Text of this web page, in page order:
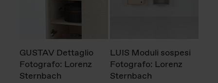
GUSTAV Dettaglio
Fotografo: Lorenz
Sternbach
LUIS Moduli sospesi
Fotografo: Lorenz
Sternbach